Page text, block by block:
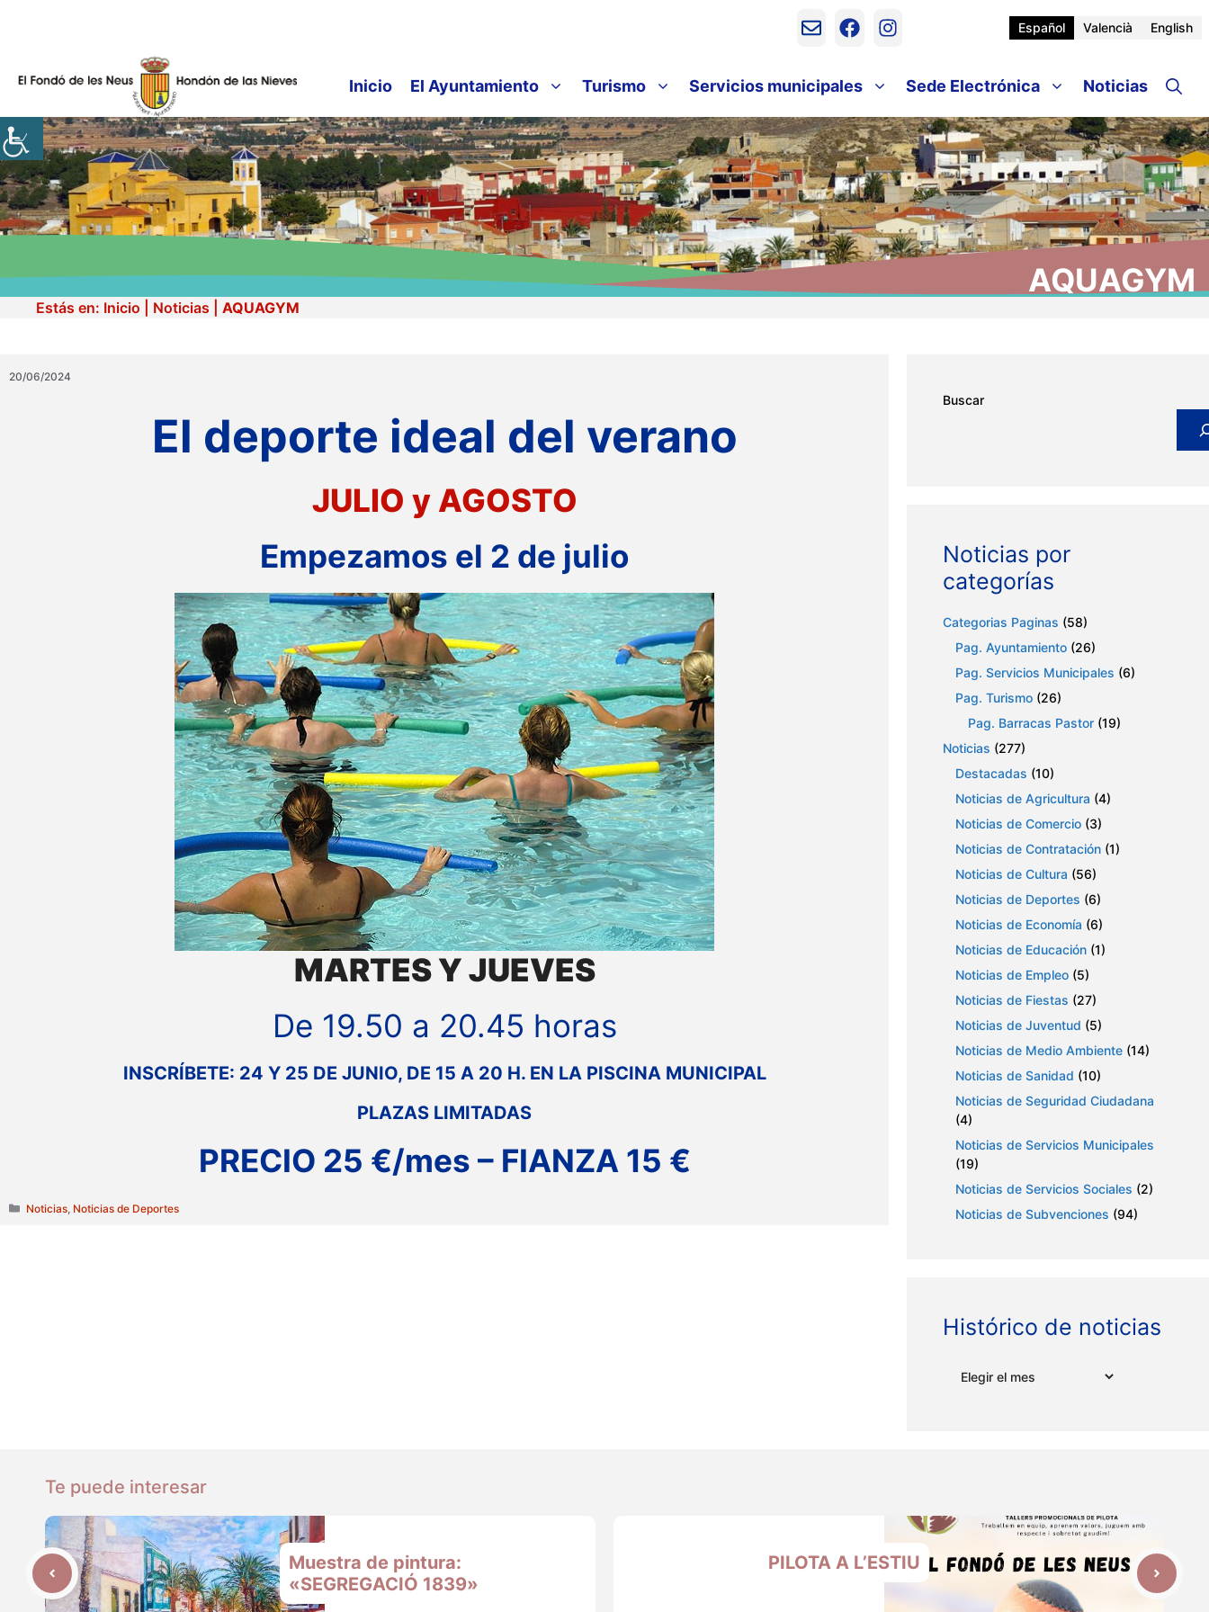
Español Valencià English
Inicio El Ayuntamiento Turismo Servicios municipales Sede Electrónica Noticias
AQUAGYM
Estás en: Inicio Noticias AQUAGYM
20/06/2024
El deporte ideal del verano
JULIO y AGOSTO
Empezamos el 2 de julio
MARTES Y JUEVES
De 19.50 a 20.45 horas
INSCRÍBETE: 24 Y 25 DE JUNIO, DE 15 A 20 H. EN LA PISCINA MUNICIPAL
PLAZAS LIMITADAS
PRECIO 25 €/mes – FIANZA 15 €
Categorías
Noticias Noticias de Deportes
Buscar
Noticias por
categorías
Categorias Paginas (58)
Pag. Ayuntamiento (26)
Pag. Servicios Municipales (6)
Pag. Turismo (26)
Pag. Barracas Pastor (19)
Noticias (277)
Destacadas (10)
Noticias de Agricultura (4)
Noticias de Comercio (3)
Noticias de Contratación (1)
Noticias de Cultura (56)
Noticias de Deportes (6)
Noticias de Economía (6)
Noticias de Educación (1)
Noticias de Empleo (5)
Noticias de Fiestas (27)
Noticias de Juventud (5)
Noticias de Medio Ambiente (14)
Noticias de Sanidad (10)
Noticias de Seguridad Ciudadana
(4)
Noticias de Servicios Municipales
(19)
Noticias de Servicios Sociales (2)
Noticias de Subvenciones (94)
Histórico de noticias
Te puede interesar
Muestra de pintura:
«SEGREGACIÓ 1839»
PILOTA A L’ESTIU